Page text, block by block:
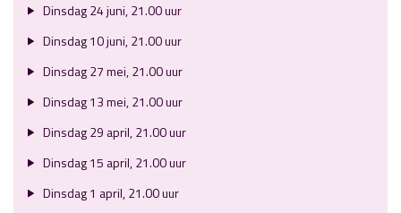
Dinsdag 24 juni, 21.00 uur
Dinsdag 10 juni, 21.00 uur
Dinsdag 27 mei, 21.00 uur
Dinsdag 13 mei, 21.00 uur
Dinsdag 29 april, 21.00 uur
Dinsdag 15 april, 21.00 uur
Dinsdag 1 april, 21.00 uur